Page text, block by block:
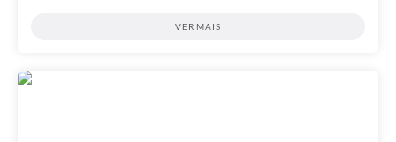
VER MAIS